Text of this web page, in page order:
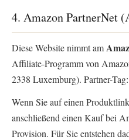
4. Amazon PartnerNet
Diese Website nimmt am
Affiliate-Programm von
2338 Luxemburg). Partner-Tag:
Wenn Sie auf einen
anschließend einen Kauf bei
Provision. Für Sie entstehen